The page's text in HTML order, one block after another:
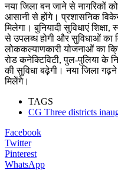
नया जिला बन जाने से नागरिकों
आसानी से होंगे। प्रशासनिक
मिलेगा। बुनियादी सुविधाएं
से उपलब्ध होगी और सुविधाओं का
लोककल्याणकारी योजनाओं का
रोड कनेक्टिविटी, पुल-पुलिया के
की सुविधा बढ़ेगी। नया जिला
मिलेंगे।
TAGS
CG Three districts
Facebook
Twitter
Pinterest
WhatsApp